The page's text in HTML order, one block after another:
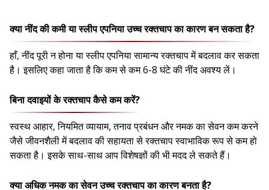
क्या नींद की कमी या स्लीप एपनिया उच्च रक्तचाप का कारण बन सकता है?
हाँ, नींद पूरी न होना या स्लीप एपनिया सामान्य रक्तचाप में बदलाव कर सकता
है। इसलिए कहा जाता है कि कम से कम 6-8 घंटे की नींद अवश्य लें।
बिना दवाइयों के रक्तचाप कैसे कम करें?
स्वस्थ आहार, नियमित व्यायाम, तनाव प्रबंधन और नमक का सेवन कम करने
जैसे जीवनशैली में बदलाव की सहायता से रक्तचाप स्वाभाविक रूप से कम हो
सकता है। इसके साथ-साथ आप विशेषज्ञों की भी मदद ले सकते हैं।
क्या अधिक नमक का सेवन उच्च रक्तचाप का कारण बनता है?